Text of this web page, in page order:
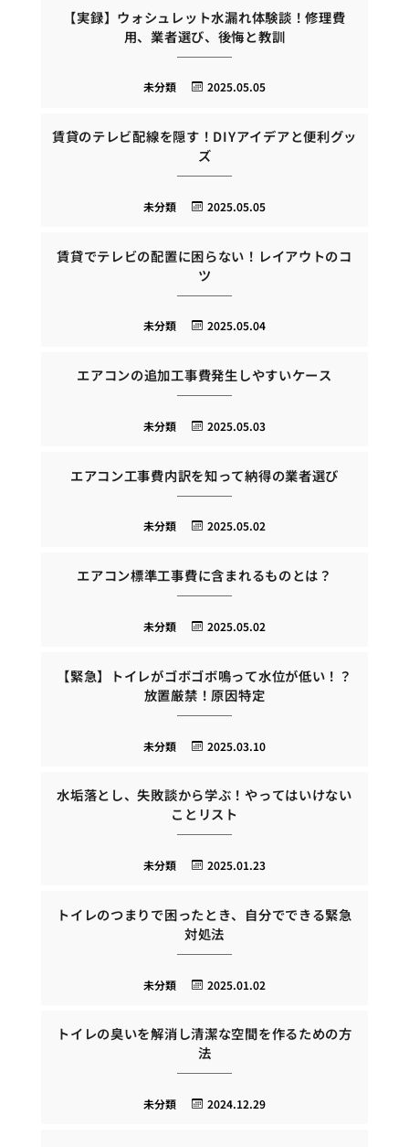
【実録】ウォシュレット水漏れ体験談！修理費
用、業者選び、後悔と教訓
2025.05.05
未分類
賃貸のテレビ配線を隠す！DIYアイデアと便利グッ
ズ
2025.05.05
未分類
賃貸でテレビの配置に困らない！レイアウトのコ
ツ
2025.05.04
未分類
エアコンの追加工事費発生しやすいケース
2025.05.03
未分類
エアコン工事費内訳を知って納得の業者選び
2025.05.02
未分類
エアコン標準工事費に含まれるものとは？
2025.05.02
未分類
【緊急】トイレがゴボゴボ鳴って水位が低い！？
放置厳禁！原因特定
2025.03.10
未分類
水垢落とし、失敗談から学ぶ！やってはいけない
ことリスト
2025.01.23
未分類
トイレのつまりで困ったとき、自分でできる緊急
対処法
2025.01.02
未分類
トイレの臭いを解消し清潔な空間を作るための方
法
2024.12.29
未分類